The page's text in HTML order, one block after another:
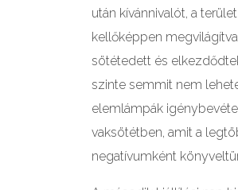
után kívánnivalót, a
kellőképpen
sötétedett és
szinte semmit nem
elemlámpák
vaksötétben, amit a
negatívumként